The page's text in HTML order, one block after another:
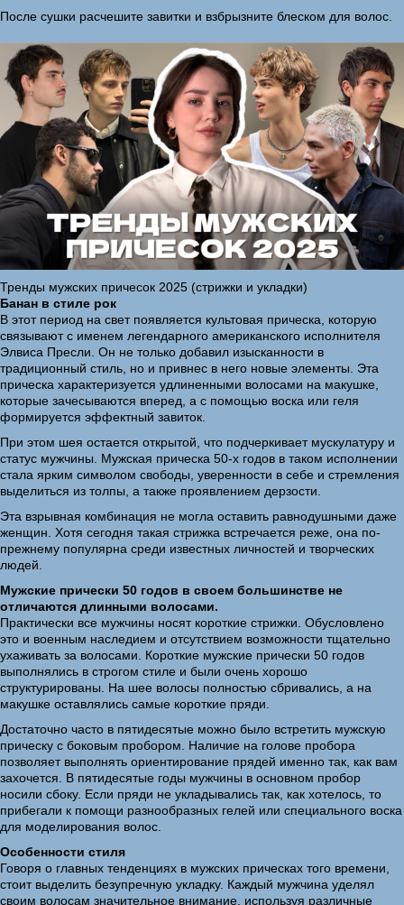
После сушки расчешите завитки и взбрызните блеском для волос.
Тренды мужских причесок 2025 (стрижки и укладки)
Банан в стиле рок
В этот период на свет появляется культовая прическа, которую
связывают с именем легендарного американского исполнителя
Элвиса Пресли. Он не только добавил изысканности в
традиционный стиль, но и привнес в него новые элементы. Эта
прическа характеризуется удлиненными волосами на макушке,
которые зачесываются вперед, а с помощью воска или геля
формируется эффектный завиток.
При этом шея остается открытой, что подчеркивает мускулатуру и
статус мужчины. Мужская прическа 50-х годов в таком исполнении
стала ярким символом свободы, уверенности в себе и стремления
выделиться из толпы, а также проявлением дерзости.
Эта взрывная комбинация не могла оставить равнодушными даже
женщин. Хотя сегодня такая стрижка встречается реже, она по-
прежнему популярна среди известных личностей и творческих
людей.
Мужские прически 50 годов в своем большинстве не
отличаются длинными волосами.
Практически все мужчины носят короткие стрижки. Обусловлено
это и военным наследием и отсутствием возможности тщательно
ухаживать за волосами. Короткие мужские прически 50 годов
выполнялись в строгом стиле и были очень хорошо
структурированы. На шее волосы полностью сбривались, а на
макушке оставлялись самые короткие пряди.
Достаточно часто в пятидесятые можно было встретить мужскую
прическу с боковым пробором. Наличие на голове пробора
позволяет выполнять ориентирование прядей именно так, как вам
захочется. В пятидесятые годы мужчины в основном пробор
носили сбоку. Если пряди не укладывались так, как хотелось, то
прибегали к помощи разнообразных гелей или специального воска
для моделирования волос.
Особенности стиля
Говоря о главных тенденциях в мужских прическах того времени,
стоит выделить безупречную укладку. Каждый мужчина уделял
своим волосам значительное внимание, используя различные